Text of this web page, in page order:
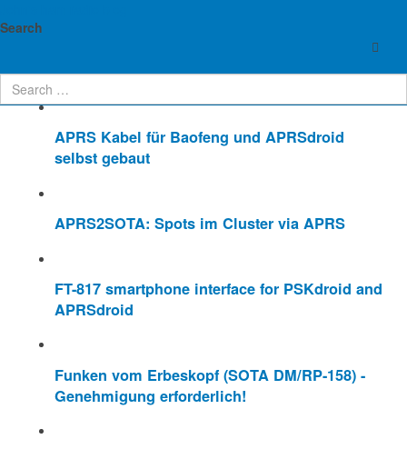
Search
APRS Kabel für Baofeng und APRSdroid
selbst gebaut
APRS2SOTA: Spots im Cluster via APRS
FT-817 smartphone interface for PSKdroid and
APRSdroid
Funken vom Erbeskopf (SOTA DM/RP-158) -
Genehmigung erforderlich!